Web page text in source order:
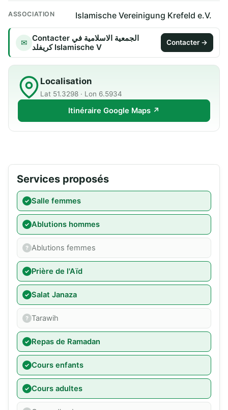
ASSOCIATION Islamische Vereinigung Krefeld e.V.
✉ Contacter الجمعية الاسلامية في
كريفلد Islamische V
Contacter →
Localisation
Lat 51.3298 · Lon 6.5934
Itinéraire Google Maps ↗
Services proposés
Salle femmes
Ablutions hommes
Ablutions femmes
Prière de l'Aïd
Salat Janaza
Tarawih
Repas de Ramadan
Cours enfants
Cours adultes